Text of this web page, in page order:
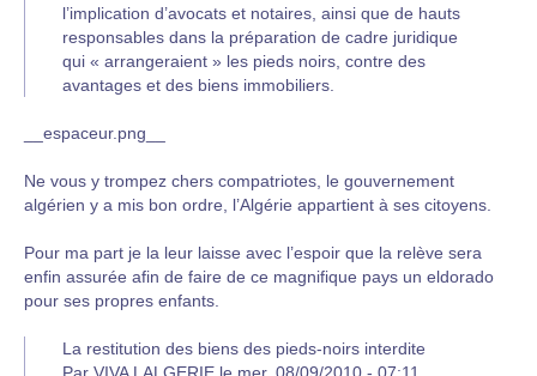
l’implication d’avocats et notaires, ainsi que de hauts
responsables dans la préparation de cadre juridique
qui « arrangeraient » les pieds noirs, contre des
avantages et des biens immobiliers.
__espaceur.png__
Ne vous y trompez chers compatriotes, le gouvernement
algérien y a mis bon ordre, l’Algérie appartient à ses citoyens.
Pour ma part je la leur laisse avec l’espoir que la relève sera
enfin assurée afin de faire de ce magnifique pays un eldorado
pour ses propres enfants.
La restitution des biens des pieds-noirs interdite